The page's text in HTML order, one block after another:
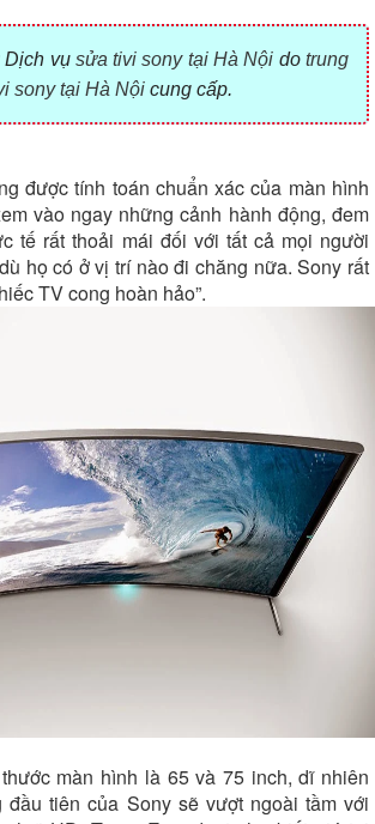
Dịch vụ sửa tivi sony tại Hà Nội dotrung
sony tại Hà Nội cung cấp.
được tính toán chuẩn xác của màn hình
vào ngay những cảnh hành động, đem
tế rất thoải mái đối với tất cả mọi người
họ có ở vị trí nào đi chăng nữa. Sony rất
TV cong hoàn hảo”.
màn hình là 65 và 75 inch, dĩ nhiên
đầu tiên của Sony sẽ vượt ngoài tầm với